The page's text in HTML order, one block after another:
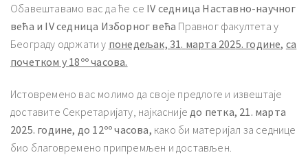
Обавештавамо вас да ће се IV седница Наставно-научног
већа и IVседница Изборног већа Правног факултета у
Београду одржати у понедељак,31. марта 2025. године, са
почетком у 18ºº часова.
Истовремено вас молимо да своје предлоге и извештаје
доставите Секретаријату, најкасније до петка, 21. марта
2025. године, до 12ºº часова, како би материјал за седнице
био благовремено припремљен и достављен.